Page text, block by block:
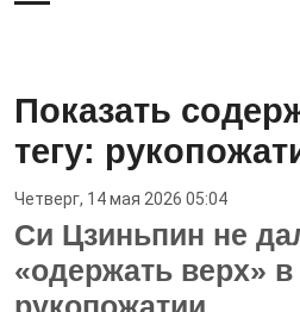
Показать
тегу:
Четверг, 14 мая 2026 05:04
Си Цзиньпин не
«одержать верх»